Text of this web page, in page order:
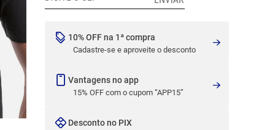
10% OFF na 1ª compra
Cadastre-se e aproveite o desconto
Vantagens no app
15% OFF com o cupom “APP15”
Desconto no PIX